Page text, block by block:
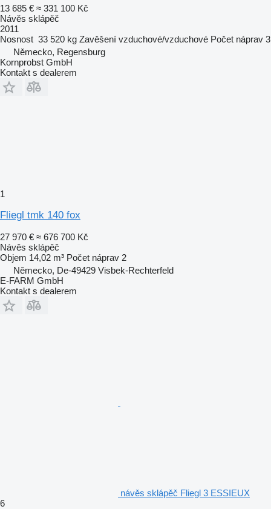
13 685 € ≈ 331 100 Kč
Návěs sklápěč
2011
Nosnost 33 520 kg Zavěšení vzduchové/vzduchové Počet náprav 3
Německo, Regensburg
Kornprobst GmbH
Kontakt s dealerem
1
Fliegl tmk 140 fox
27 970 € ≈ 676 700 Kč
Návěs sklápěč
Objem 14,02 m³ Počet náprav 2
Německo, De-49429 Visbek-Rechterfeld
E-FARM GmbH
Kontakt s dealerem
návěs sklápěč Fliegl 3 ESSIEUX
6